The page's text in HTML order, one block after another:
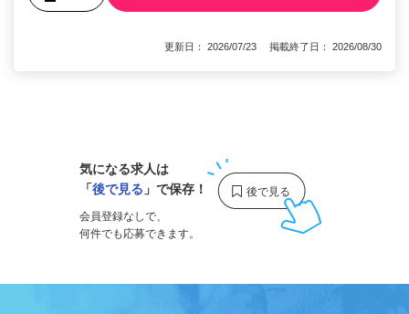
更新日： 2026/07/23 掲載終了日： 2026/08/30
気になる求人は
「後で見る 」で保存！
会員登録なしで、
何件でも応募できます。